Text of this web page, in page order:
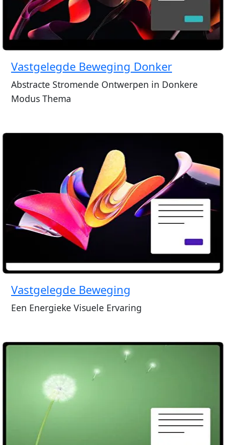
Vastgelegde Beweging Donker
Abstracte Stromende Ontwerpen in Donkere
Modus Thema
Vastgelegde Beweging
Een Energieke Visuele Ervaring